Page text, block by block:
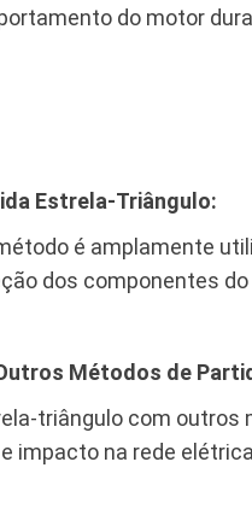
do motor
Estrela-Triângulo:
é amplamente
dos componentes
Métodos de
triângulo com
impacto na rede